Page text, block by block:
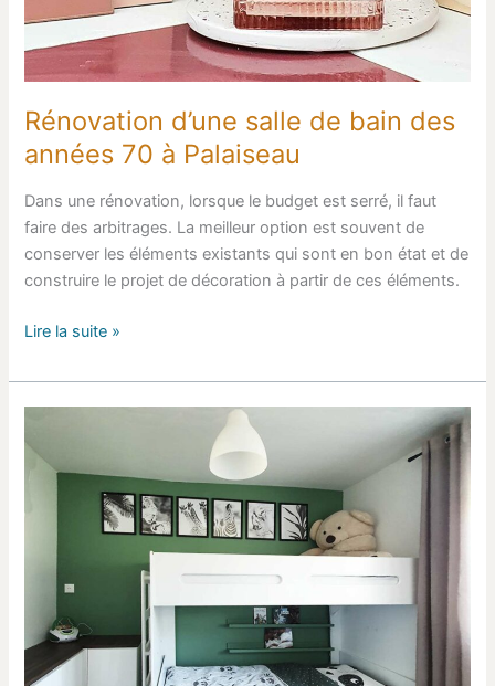
Rénovation d’une salle de bain des
années 70 à Palaiseau
Dans une rénovation, lorsque le budget est serré, il faut
faire des arbitrages. La meilleur option est souvent de
conserver les éléments existants qui sont en bon état et de
construire le projet de décoration à partir de ces éléments.
Lire la suite »
d’une
chambre